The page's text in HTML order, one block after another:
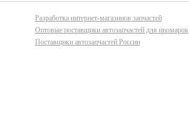
Разработка интернет-магазинов запчастей
Оптовые поставщики автозапчастей для иномарок
Поставщики автозапчастей России